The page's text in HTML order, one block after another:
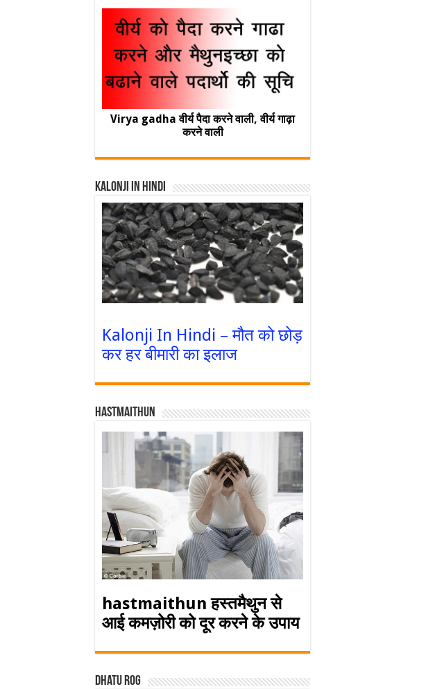
Virya gadha वीर्य पैदा करने वाली, वीर्य गाढ़ा
करने वाली
Kalonji In Hindi
Kalonji In Hindi – मौत को छोड़
कर हर बीमारी का इलाज
Hastmaithun
hastmaithun हस्तमैथुन से
आई कमज़ोरी को दूर करने के उपाय
Dhatu rog